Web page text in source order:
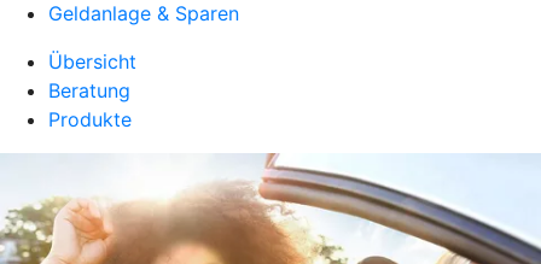
Geldanlage & Sparen
Übersicht
Beratung
Produkte